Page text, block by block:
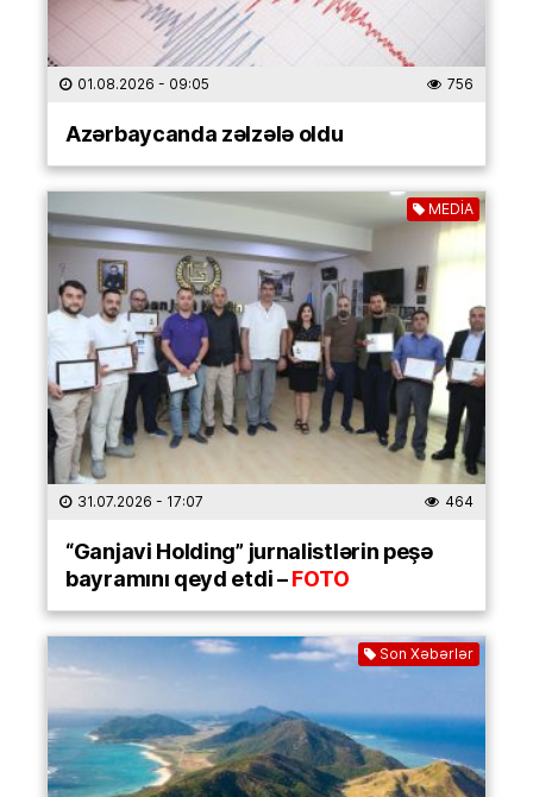
01.08.2026 - 09:05 756
Azərbaycanda zəlzələ oldu
MEDİA
31.07.2026 - 17:07 464
“Ganjavi Holding” jurnalistlərin peşə
bayramını qeyd etdi –FOTO
Son Xəbərlər